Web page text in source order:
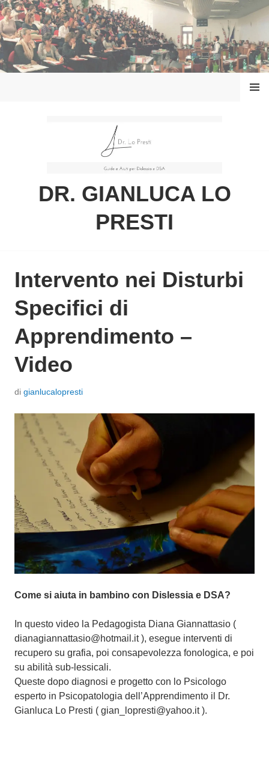
Vai
al
contenuto
DR. GIANLUCA LO
PRESTI
MENU
Intervento nei Disturbi
Specifici di
Apprendimento –
Video
P
i
l
6
M
r
o
0
1
5
di gianlucalopresti
Come si aiuta in bambino con Dislessia e DSA?
In questo video la Pedagogista Diana Giannattasio (
dianagiannattasio@hotmail.it ), esegue interventi di
recupero su grafia, poi consapevolezza fonologica, e poi
su abilità sub-lessicali.
Queste dopo diagnosi e progetto con lo Psicologo
esperto in Psicopatologia dell’Apprendimento il Dr.
Gianluca Lo Presti ( gian_lopresti@yahoo.it ).